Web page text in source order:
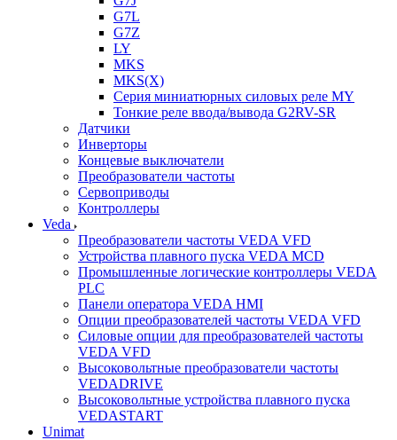
G7L
G7Z
LY
MKS
MKS(X)
Серия миниатюрных силовых реле MY
Тонкие реле ввода/вывода G2RV-SR
Датчики
Инверторы
Концевые выключатели
Преобразователи частоты
Сервоприводы
Контроллеры
Veda
Преобразователи частоты VEDA VFD
Устройства плавного пуска VEDA MCD
Промышленные логические контроллеры VEDA
PLC
Панели оператора VEDA HMI
Опции преобразователей частоты VEDA VFD
Силовые опции для преобразователей частоты
VEDA VFD
Высоковольтные преобразователи частоты
VEDADRIVE
Высоковольтные устройства плавного пуска
VEDASTART
Unimat